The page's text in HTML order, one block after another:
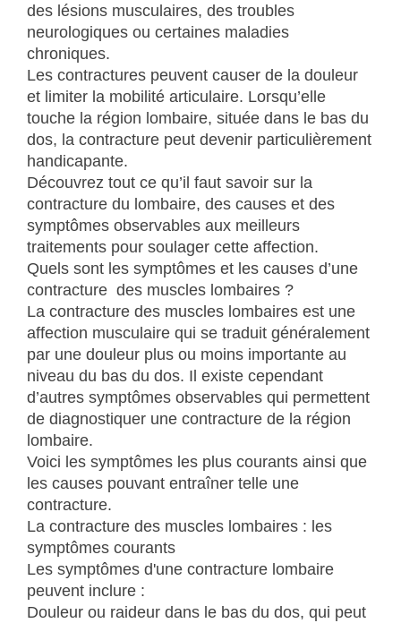
des lésions musculaires, des troubles
neurologiques ou certaines maladies
chroniques.
Les contractures peuvent causer de la douleur
et limiter la mobilité articulaire. Lorsqu’elle
touche la région lombaire, située dans le bas du
dos, la contracture peut devenir particulièrement
handicapante.
Découvrez tout ce qu’il faut savoir sur la
contracture du lombaire, des causes et des
symptômes observables aux meilleurs
traitements pour soulager cette affection.
Quels sont les symptômes et les causes d’une
contracture des muscles lombaires ?
La contracture des muscles lombaires est une
affection musculaire qui se traduit généralement
par une douleur plus ou moins importante au
niveau du bas du dos. Il existe cependant
d’autres symptômes observables qui permettent
de diagnostiquer une contracture de la région
lombaire.
Voici les symptômes les plus courants ainsi que
les causes pouvant entraîner telle une
contracture.
La contracture des muscles lombaires : les
symptômes courants
Les symptômes d'une contracture lombaire
peuvent inclure :
Douleur ou raideur dans le bas du dos, qui peut